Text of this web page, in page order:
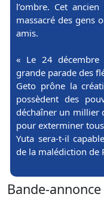
l’ombre. Cet
massacré des gens
amis.
« Le 24 décembre
grande parade des
Geto prône la
possèdent des
déchaîner un millier
pour exterminer
Yuta sera-t-il
de la malédiction de
Bande-annonce